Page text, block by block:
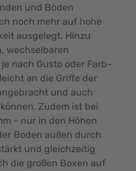
und Böden
noch mehr auf hohe
ausgelegt. Hinzu
wechselbaren
nach Gusto oder Farb-
an die Griffe der
und auch
Zudem ist bei
- nur in den Höhen
Boden außen durch
und gleichzeitig
die großen Boxen auf